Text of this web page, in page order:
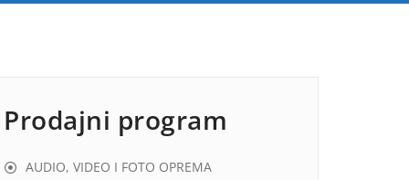
Prodajni program
AUDIO, VIDEO I FOTO OPREMA